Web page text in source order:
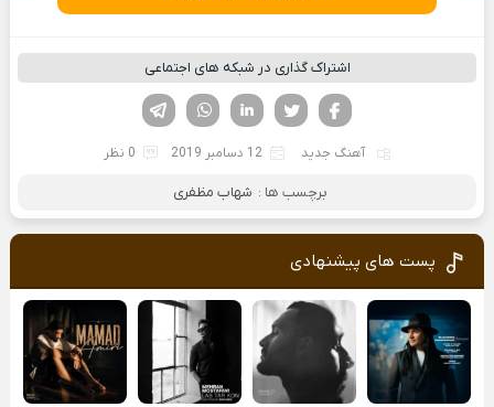
اشتراک گذاری در شبکه های اجتماعی
لینکدین تویتر
فیسوک
آهنگ جدید 12 دسامبر 2019 0 نظر
برچسب ها : شهاب مظفری
پست های پیشنهادی